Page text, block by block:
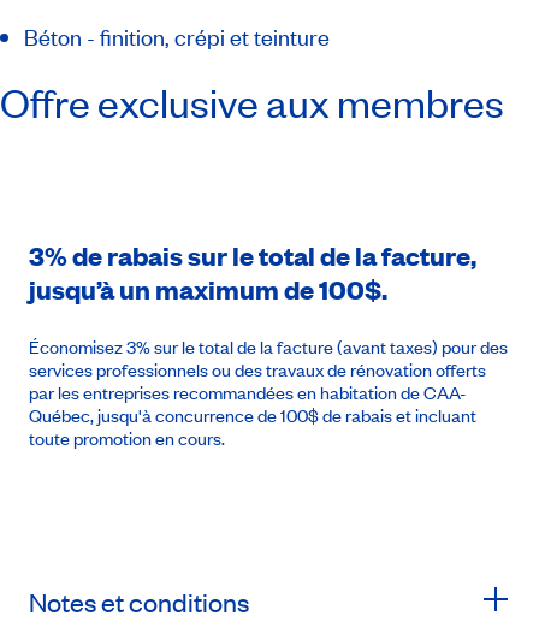
Béton - finition, crépi et teinture
Offre exclusive aux membres
3% de rabais sur le total de la facture,
jusqu’à un maximum de 100$.
Économisez 3% sur le total de la facture (avant taxes) pour des
services professionnels ou des travaux de rénovation offerts
par les entreprises recommandées en habitation de CAA-
Québec, jusqu'à concurrence de 100$ de rabais et incluant
toute promotion en cours.
Notes et conditions